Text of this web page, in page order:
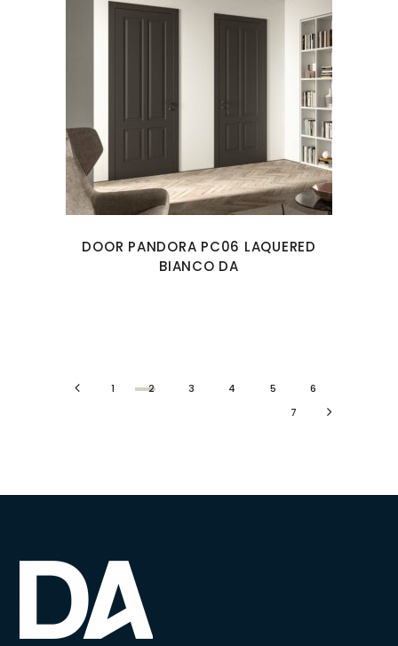
DOOR PANDORA PC06 LAQUERED
BIANCO DA
1 2 3 4 5
6
7